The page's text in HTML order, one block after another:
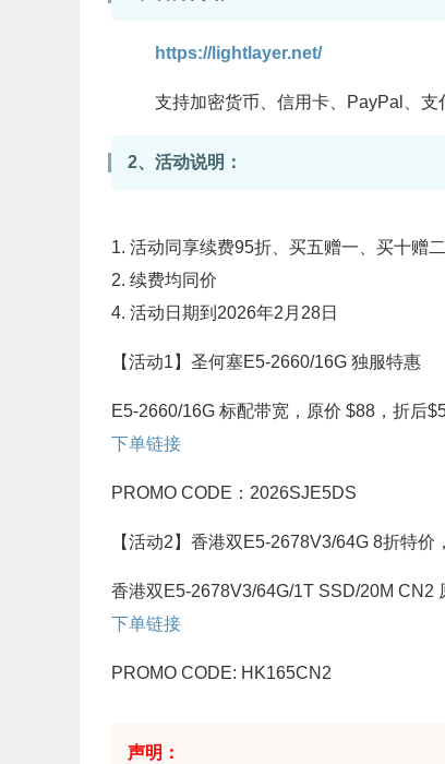
https://lightlayer.net/
支持加密货币、信用卡、PayPal、支
2、活动说明：
1. 活动同享续费95折、买五赠一、买十赠二
2. 续费均同价
4. 活动日期到2026年2月28日
【活动1】圣何塞E5-2660/16G 独服特惠
E5-2660/16G 标配带宽，原价 $88，折后
下单链接
PROMO CODE：2026SJE5DS
【活动2】香港双E5-2678V3/64G 8折特
香港双E5-2678V3/64G/1T SSD/20M CN2
下单链接
PROMO CODE: HK165CN2
声明：